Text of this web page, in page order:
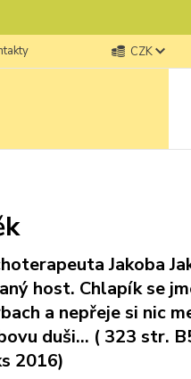
CZK
Jakoba
host. Chlapík se
a nepřeje si nic
duši... ( 323 str.
2016)